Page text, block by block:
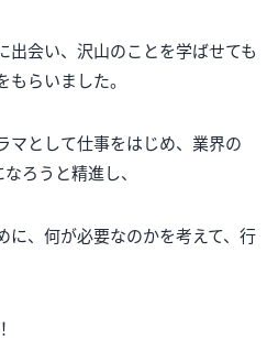
出会い、沢山のことを学ばせても
らいました。
マとして仕事をはじめ、業界の
ろうと精進し、
に、何が必要なのかを考えて、行